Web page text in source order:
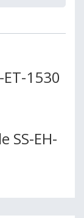
1530
SS-EH-